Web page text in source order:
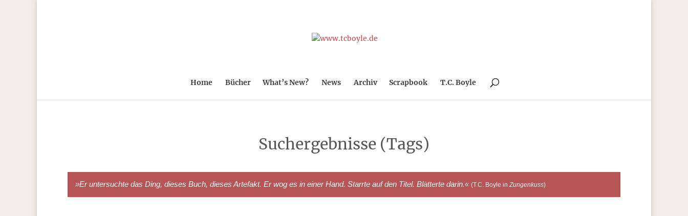
Home Bücher What’s New? News Archiv Scrapbook T.C. Boyle
Suchergebnisse (Tags)
»Er untersuchte das Ding, dieses Buch, dieses Artefakt. Er wog es in einer Hand. Starrte auf den Titel. Blätterte darin.« (T.C. Boyle in Zungenkuss)